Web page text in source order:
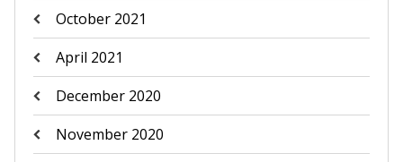
October 2021
April 2021
December 2020
November 2020